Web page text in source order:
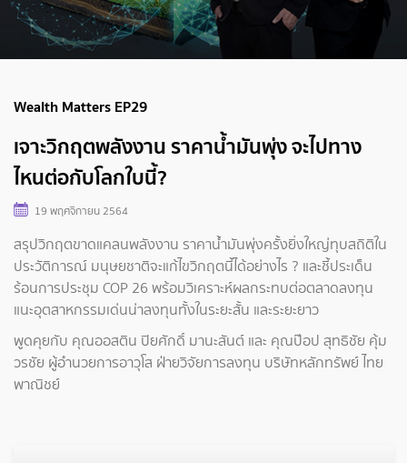
Wealth Matters EP29
เจาะวิกฤตพลังงาน ราคาน้ำมันพุ่ง จะไปทาง
ไหนต่อกับโลกใบนี้?
19 พฤศจิกายน 2564
สรุปวิกฤตขาดแคลนพลังงาน ราคาน้ำมันพุ่งครั้งยิ่งใหญ่ทุบสถิติใน
ประวัติการณ์ มนุษยชาติจะแก้ไขวิกฤตนี้ได้อย่างไร ? และชี้ประเด็น
ร้อนการประชุม COP 26 พร้อมวิเคราะห์ผลกระทบต่อตลาดลงทุน
แนะอุตสาหกรรมเด่นน่าลงทุนทั้งในระยะสั้น และระยะยาว
พูดคุยกับ คุณออสติน ปิยศักดิ์ มานะสันต์ และ คุณป๊อป สุทธิชัย คุ้ม
วรชัย ผู้อำนวยการอาวุโส ฝ่ายวิจัยการลงทุน บริษัทหลักทรัพย์ ไทย
พาณิชย์